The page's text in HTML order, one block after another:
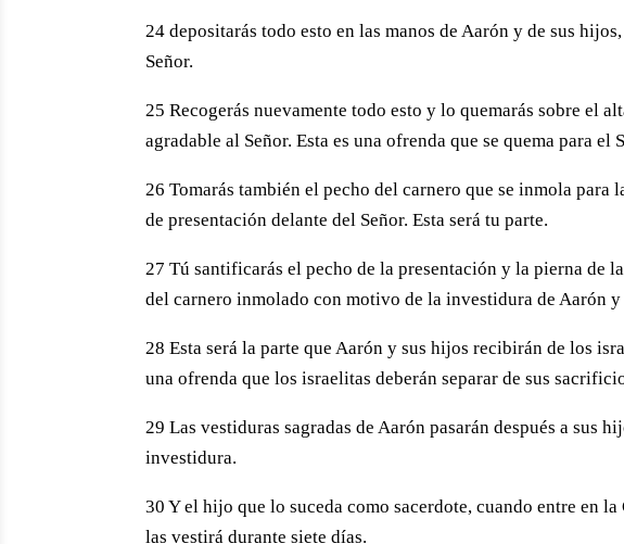
24 depositarás todo esto en las manos de Aarón y de sus
Señor.
25 Recogerás nuevamente todo esto y lo quemarás sobre el
agradable al Señor. Esta es una ofrenda que se quema para el
26 Tomarás también el pecho del carnero que se inmola
de presentación delante del Señor. Esta será tu parte.
27 Tú santificarás el pecho de la presentación y la pierna de
del carnero inmolado con motivo de la investidura de Aarón y
28 Esta será la parte que Aarón y sus hijos recibirán de los
una ofrenda que los israelitas deberán separar de sus
29 Las vestiduras sagradas de Aarón pasarán después a sus
investidura.
30 Y el hijo que lo suceda como sacerdote, cuando entre en
las vestirá durante siete días.